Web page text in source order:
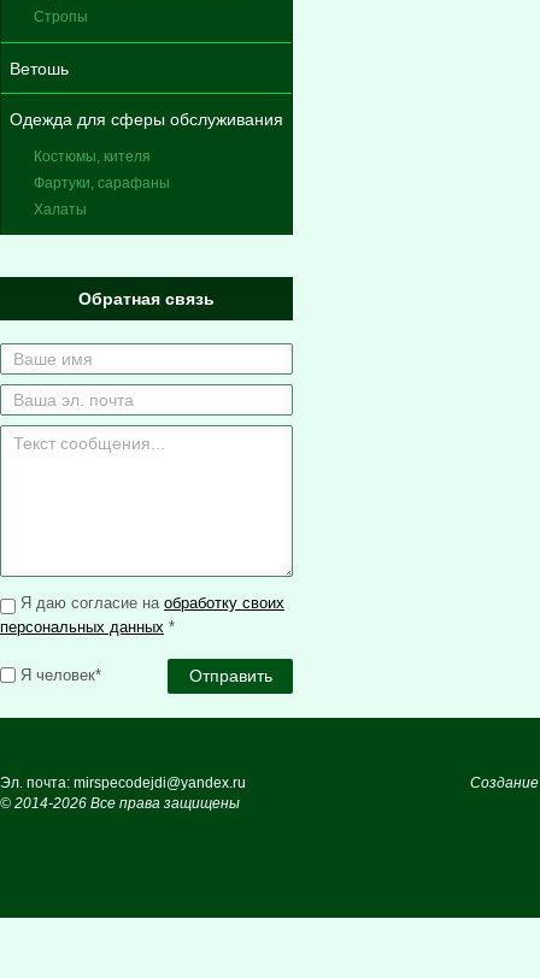
Стропы
Ветошь
Одежда для сферы обслуживания
Костюмы, кителя
Фартуки, сарафаны
Халаты
Обратная связь
Я даю согласие на обработку своих
персональных данных *
Я человек*
Эл. почта: mirspecodejdi@yandex.ru
© 2014-2026 Все права защищены